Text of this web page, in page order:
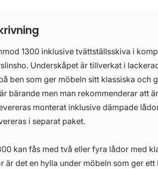
1300 inklusive tvättställsskiva i
Underskåpet är tillverkat i
ben som ger möbeln sitt klassiska och
bärande men man rekommenderar att
monterat inklusive dämpade
i separat paket.
kan fås med två eller fyra lådor med
är det en hylla under möbeln som ger